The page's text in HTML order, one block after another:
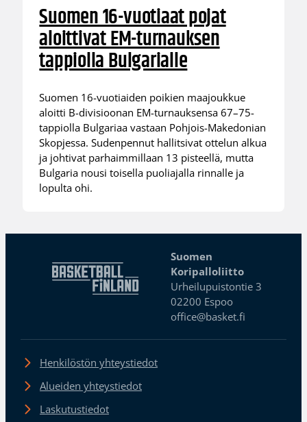
Suomen 16-vuotiaat pojat
aloittivat EM-turnauksen
tappiolla Bulgarialle
Suomen 16-vuotiaiden poikien maajoukkue
aloitti B-divisioonan EM-turnauksensa 67–75-
tappiolla Bulgariaa vastaan Pohjois-Makedonian
Skopjessa. Sudenpennut hallitsivat ottelun alkua
ja johtivat parhaimmillaan 13 pisteellä, mutta
Bulgaria nousi toisella puoliajalla rinnalle ja
lopulta ohi.
Suomen
Koripalloliitto
Urheilupuistontie 3
02200 Espoo
office@basket.fi
Henkilöstön yhteystiedot
Alueiden yhteystiedot
Laskutustiedot